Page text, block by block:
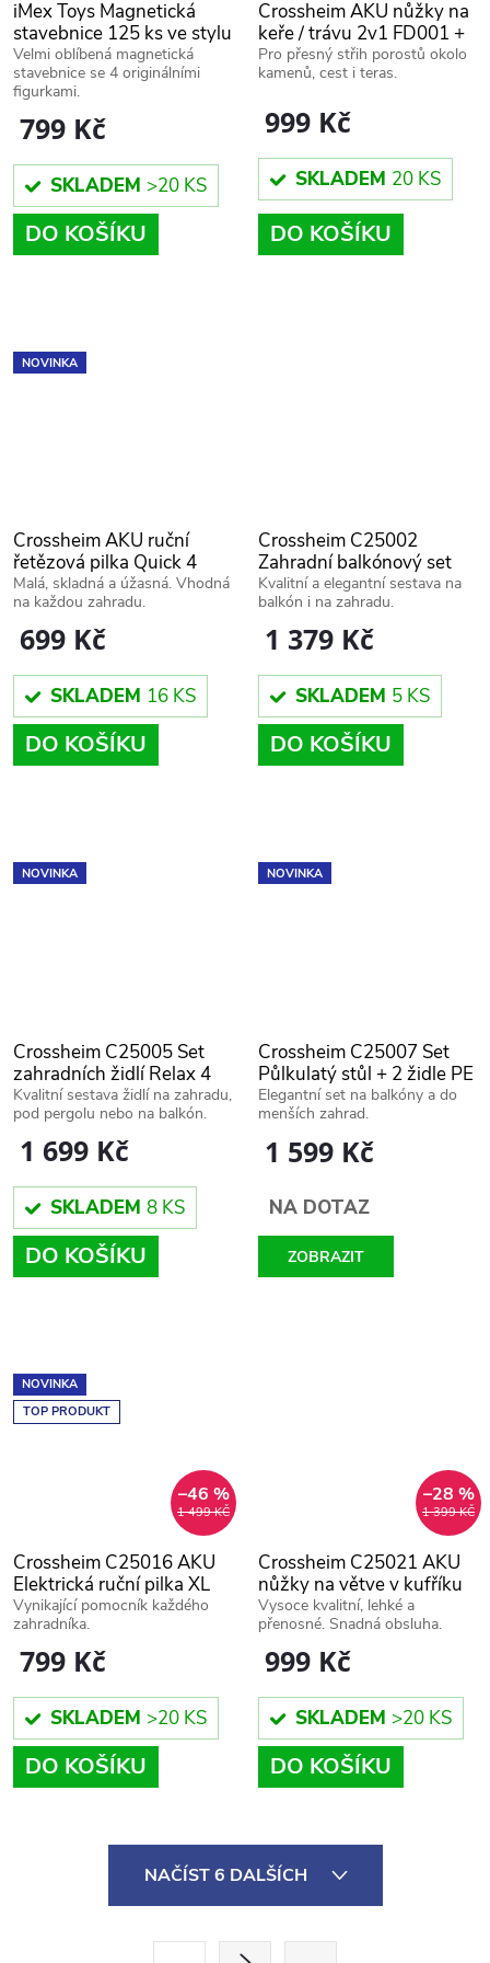
iMex Toys Magnetická
stavebnice 125 ks ve stylu
minecraft + 4 figurky
799 Kč
SKLADEM >20 KS
DO KOŠÍKU
Velmi oblíbená magnetická
stavebnice se 4 originálními
figurkami.
Crossheim AKU nůžky na
keře / trávu 2v1 FD001 +
náhradní baterie
999 Kč
SKLADEM 20 KS
DO KOŠÍKU
Pro přesný střih porostů okolo
kamenů, cest i teras.
NOVINKA
Crossheim AKU ruční
řetězová pilka Quick 4
699 Kč
SKLADEM 16 KS
DO KOŠÍKU
Malá, skladná a úžasná. Vhodná
na každou zahradu.
Crossheim C25002
Zahradní balkónový set
2+1 Miami Rattan PE
hnědý
1 379 Kč
SKLADEM 5 KS
DO KOŠÍKU
Kvalitní a elegantní sestava na
balkón i na zahradu.
NOVINKA
Crossheim C25005 Set
zahradních židlí Relax 4
ks
1 699 Kč
SKLADEM 8 KS
DO KOŠÍKU
Kvalitní sestava židlí na zahradu,
pod pergolu nebo na balkón.
NOVINKA
Crossheim C25007 Set
Půlkulatý stůl + 2 židle PE
rattan, hnědý
1 599 Kč
NA DOTAZ
ZOBRAZIT
Elegantní set na balkóny a do
menších zahrad.
NOVINKA
TOP PRODUKT
1 499 KČ
–46 %
Crossheim C25016 AKU
Elektrická ruční pilka XL
PRO + Náhradní baterie +
Náhradní řetěz
799 Kč
SKLADEM >20 KS
DO KOŠÍKU
Vynikající pomocník každého
zahradníka.
1 399 KČ
–28 %
Crossheim C25021 AKU
nůžky na větve v kufříku
+ náhradní baterie
999 Kč
SKLADEM >20 KS
DO KOŠÍKU
Vysoce kvalitní, lehké a
přenosné. Snadná obsluha.
NAČÍST 6 DALŠÍCH